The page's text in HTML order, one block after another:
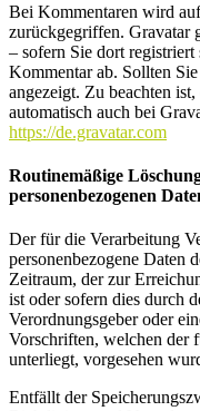
Bei Kommentaren wird
zurückgegriffen. Gravatar
– sofern Sie dort
Kommentar ab. Sollten
angezeigt. Zu beachten
automatisch auch bei
https://de.gravatar.com
Routinemäßige
personenbezogenen
Der für die Verarbeitung
personenbezogene Daten
Zeitraum, der zur
ist oder sofern dies durch
Verordnungsgeber oder
Vorschriften, welchen der
unterliegt, vorgesehen
Entfällt der